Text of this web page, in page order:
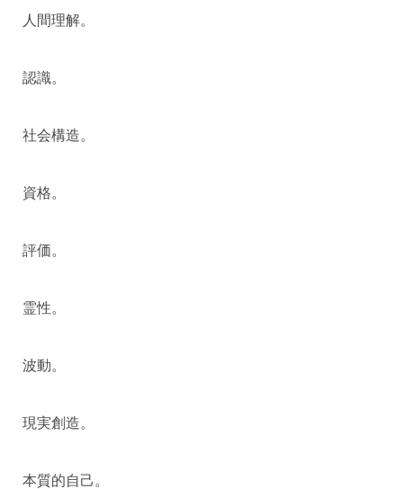
人間理解。
認識。
社会構造。
資格。
評価。
霊性。
波動。
現実創造。
本質的自己。